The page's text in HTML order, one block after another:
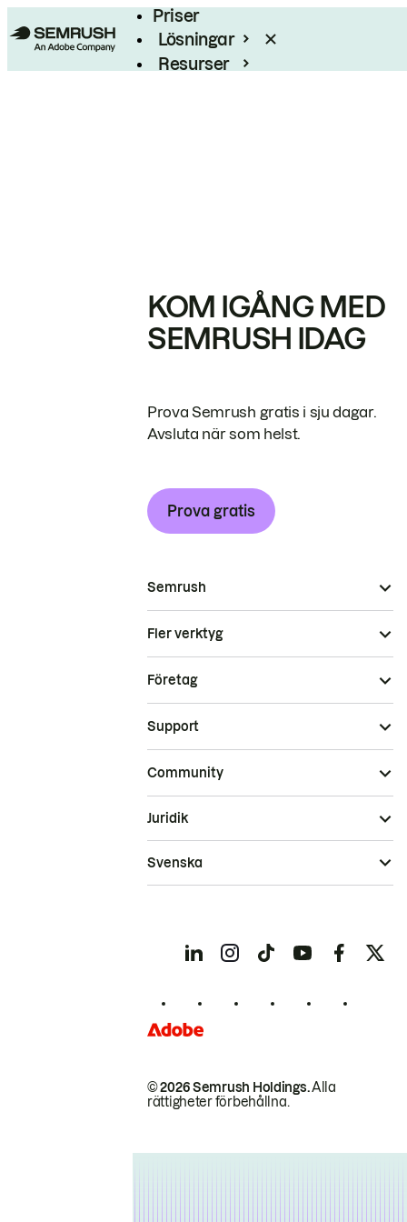
Priser
Lösningar
Resurser
KOM IGÅNG MED
SEMRUSH IDAG
Prova Semrush gratis i sju dagar.
Avsluta när som helst.
Prova gratis
Semrush
Fler verktyg
Företag
Support
Community
© 2026 Semrush Holdings.Alla
rättigheter förbehållna.
Juridik
Svenska